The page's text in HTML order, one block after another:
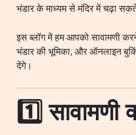
भंडार के माध्यम से मंदिर में चढ़ा
इस ब्लॉग में हम आपको सावामणी
भंडार की भूमिका, और ऑनलाइन
देंगे।
1️⃣ सावामणी